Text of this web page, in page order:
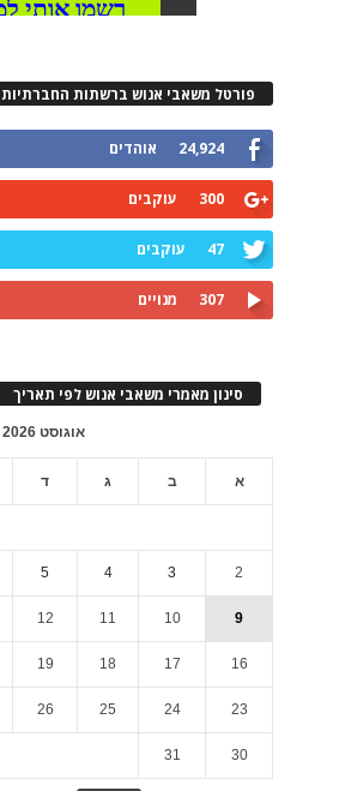
פורטל משאבי אנוש ברשתות החברתיות
24,924 אוהדים
300 עוקבים
47 עוקבים
307 מנויים
סינון מאמרי משאבי אנוש לפי תאריך
אוגוסט 2026
א ב ג ד
2
3
4
5
9
10
11
12
16
17
18
19
23
24
25
26
30
31